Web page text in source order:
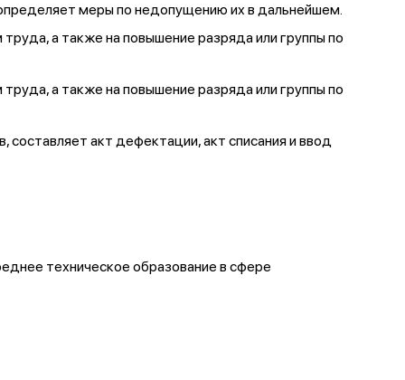
меры по недопущению их в дальнейшем.
а также на повышение разряда или группы по
а также на повышение разряда или группы по
акт дефектации, акт списания и ввод
техническое образование в сфере